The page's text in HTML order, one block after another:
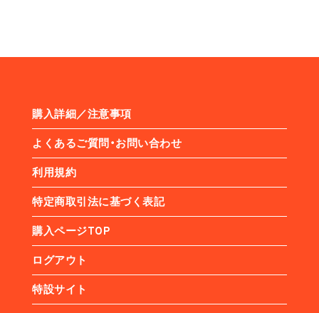
購入詳細／注意事項
よくあるご質問・お問い合わせ
利用規約
特定商取引法に基づく表記
購入ページTOP
ログアウト
特設サイト